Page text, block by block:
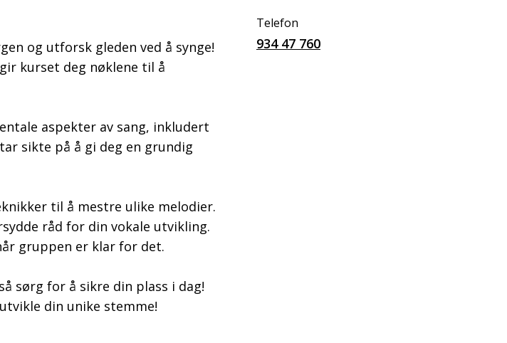
og utforsk gleden ved å synge!
kurset deg nøklene til å
aspekter av sang, inkludert
sikte på å gi deg en grundig
til å mestre ulike melodier.
råd for din vokale utvikling.
gruppen er klar for det.
sørg for å sikre din plass i dag!
din unike stemme!
Telefon
934 47 760